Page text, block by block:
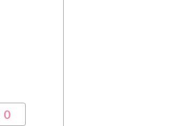
0